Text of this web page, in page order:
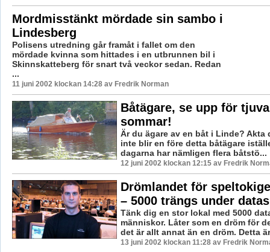
Mordmisstänkt mördade sin sambo i
Lindesberg
Polisens utredning går framåt i fallet om den
mördade kvinna som hittades i en utbrunnen bil i
Skinnskatteberg för snart två veckor sedan. Redan
...
11 juni 2002 klockan 14:28 av Fredrik Norman
Båtägare, se upp för
sommar!
Är du ägare av en båt i Linde? Akta
inte blir en före detta båtägare
dagarna har nämligen flera båtstö...
12 juni 2002 klockan 12:15 av Fredrik
Drömlandet för
– 5000 trängs under
Tänk dig en stor lokal med 5000
människor. Låter som en dröm för
det är allt annat än en dröm. Detta
13 juni 2002 klockan 11:28 av Fredrik